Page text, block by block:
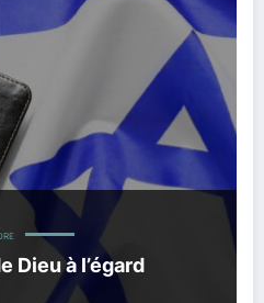
Dieu à l’égard